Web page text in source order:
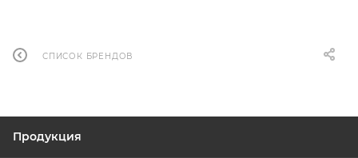
СПИСОК БРЕНДОВ
Продукция